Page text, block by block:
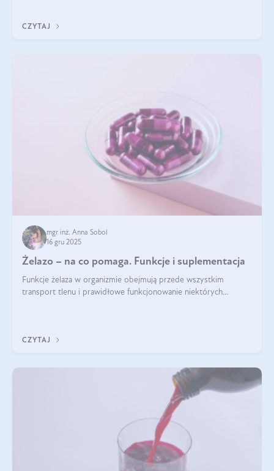
CZYTAJ
mgr inż. Anna Sobol
16 gru 2025
Żelazo – na co pomaga. Funkcje i suplementacja
Funkcje żelaza w organizmie obejmują przede wszystkim
transport tlenu i prawidłowe funkcjonowanie niektórych
CZYTAJ